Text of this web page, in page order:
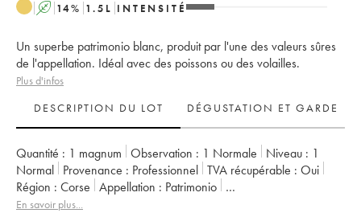
A 14% 1.5 L INTENSITÉ
Un superbe patrimonio blanc, produit par l'une des valeurs sûres
de l'appellation. Idéal avec des poissons ou des volailles.
Plus d'infos
DESCRIPTION DU LOT
DÉGUSTATION ET GARDE
Quantité : 1 magnum Observation : 1 Normale Niveau : 1
Normal
Provenance : professionnel TVA récupérable :
oui
Région :
Corse Appellation : Patrimonio
Propriétaire :
En savoir plus...